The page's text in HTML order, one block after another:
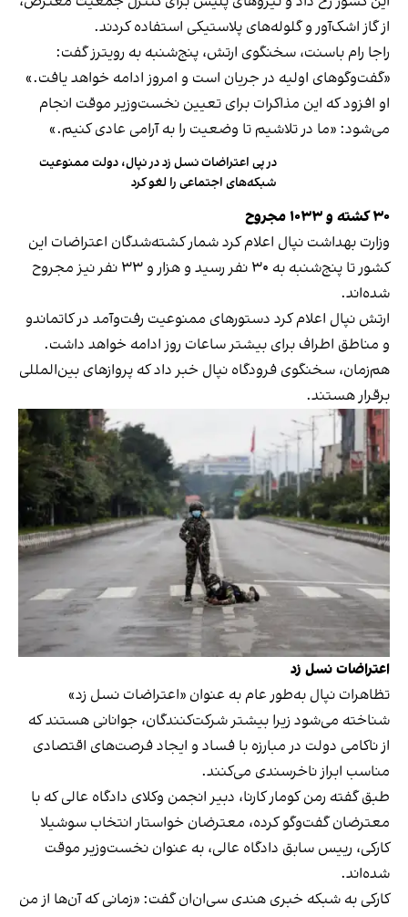
از گاز اشک‌آور و گلوله‌های پلاستیکی استفاده کردند.
راجا رام باسنت، سخنگوی ارتش، پنج‌شنبه به رویترز گفت:
«گفت‌وگوهای اولیه در جریان است و امروز ادامه خواهد یافت.»
او افزود که این مذاکرات برای تعیین نخست‌وزیر موقت انجام
می‌شود: «ما در تلاشیم تا وضعیت را به آرامی عادی کنیم.»
در پی اعتراضات نسل زد در نپال، دولت ممنوعیت
شبکه‌های اجتماعی را لغو کرد
۳۰ کشته و ۱۰۳۳ مجروح
وزارت بهداشت نپال اعلام کرد شمار کشته‌شدگان اعتراضات این
کشور تا پنج‌شنبه به ۳۰ نفر رسید و هزار و ۳۳ نفر نیز مجروح
شده‌اند.
ارتش نپال اعلام کرد دستورهای ممنوعیت رفت‌وآمد در کاتماندو
و مناطق اطراف برای بیشتر ساعات روز ادامه خواهد داشت.
هم‌زمان، سخنگوی فرودگاه نپال خبر داد که پروازهای بین‌المللی
برقرار هستند.
اعتراضات نسل زد
تظاهرات نپال به‌طور عام به عنوان «اعتراضات نسل زد»
شناخته می‌شود زیرا بیشتر شرکت‌کنندگان، جوانانی هستند که
از ناکامی دولت در مبارزه با فساد و ایجاد فرصت‌های اقتصادی
مناسب ابراز ناخرسندی می‌کنند.
طبق گفته رمن کومار کارنا، دبیر انجمن وکلای دادگاه عالی که با
معترضان گفت‌وگو کرده، معترضان خواستار انتخاب سوشیلا
کارکی، رییس سابق دادگاه عالی، به عنوان نخست‌وزیر موقت
شده‌اند.
کارکی به شبکه خبری هندی سی‌ان‌ان گفت: «زمانی که آن‌ها از من